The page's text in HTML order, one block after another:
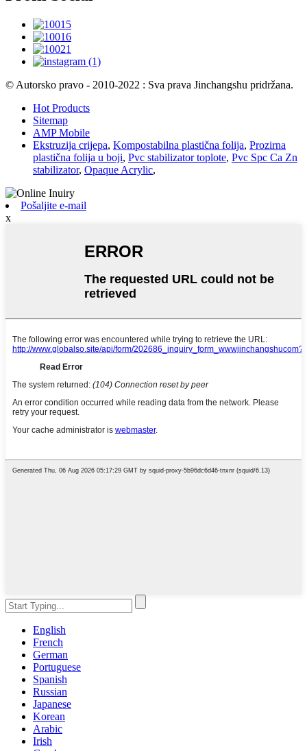
© Autorsko pravo - 2010-2022 : Sva prava Jinchangshu pridržana.
Hot Products
Sitemap
AMP Mobile
Ekstruzija crijepa, Kompostabilna plastična folija, Prozirna
plastična folija u boji, Pvc stabilizator toplote, Pvc Spc Ca Zn
stabilizator, Opaque Acrylic,
Pošaljite e-mail
x
English
French
German
Portuguese
Spanish
Russian
Japanese
Korean
Arabic
Irish